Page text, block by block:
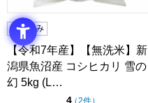
送料込み
【令和7年産】【無洗米】新
潟県魚沼産 コシヒカリ 雪の
幻 5kg (L…
4点（5点満点中）
（2件の評価
）